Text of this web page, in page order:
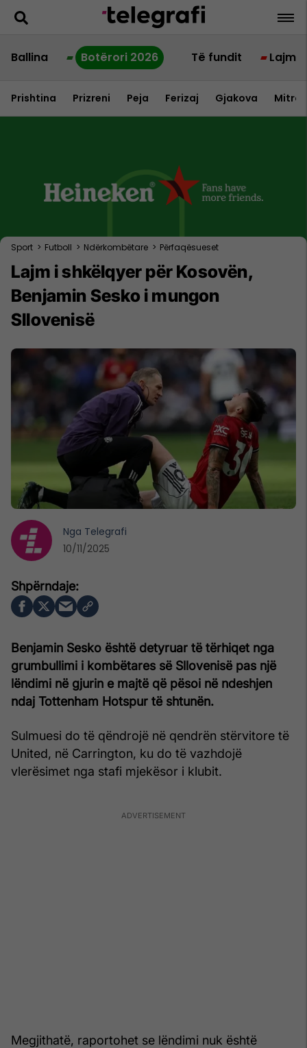
Ballina Botërori 2026 Të fundit Lajme
Prishtina Prizreni Peja Ferizaj Gjakova
Sport > Futboll > Ndërkombëtare > Përfaqësueset
Lajm i shkëlqyer për Kosovën,
Benjamin Sesko i mungon
Sllovenisë
Benjamin Sesko është detyruar të tërhiqet nga
grumbullimi i kombëtares së Sllovenisë pas një
lëndimi në gjurin e majtë që pësoi në ndeshjen
ndaj Tottenham Hotspur të shtunën.
Sulmuesi do të qëndrojë në qendrën stërvitore të
United, në Carrington, ku do të vazhdojë
vlerësimet nga stafi mjekësor i klubit.
Megjithatë, raportohet se lëndimi nuk është
Nga Telegrafi
10/11/2025